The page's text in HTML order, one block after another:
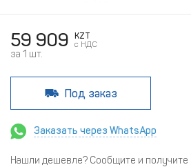
59 909
KZT
c НДС
за 1 шт.
Под заказ
Заказать через WhatsApp
Нашли дешевле? Сообщите и получите